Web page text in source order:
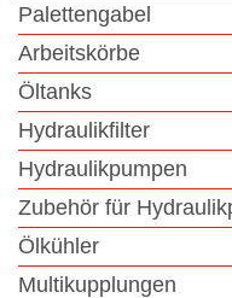
Palettengabel
Arbeitskörbe
Öltanks
Hydraulikfilter
Hydraulikpumpen
Zubehör für
Ölkühler
Multikupplungen